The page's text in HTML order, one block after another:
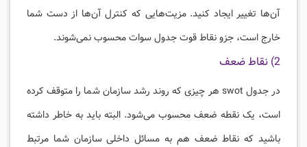
آن‌ها تغییر ایجاد کنید. مزیت‌هایی که کنترل آن‌ها از دست شما
خارج است، جزو نقاط قوت جدول سوات محسوب نمی‌شوند.
2) نقاط ضعف
در جدول swot هر چیزی که روند رشد سازمان شما را متوقف کرده
است، یک نقطه ضعف محسوب می‌شود. البته باید به خاطر داشته
باشید که نقاط ضعف هم به مسائل داخلی سازمان شما مرتبط